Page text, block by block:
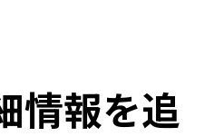
情報を追